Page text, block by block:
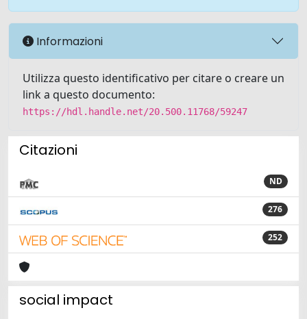
Informazioni
Utilizza questo identificativo per citare o creare un
link a questo documento:
https://hdl.handle.net/20.500.11768/59247
Citazioni
ND
276
252
social impact